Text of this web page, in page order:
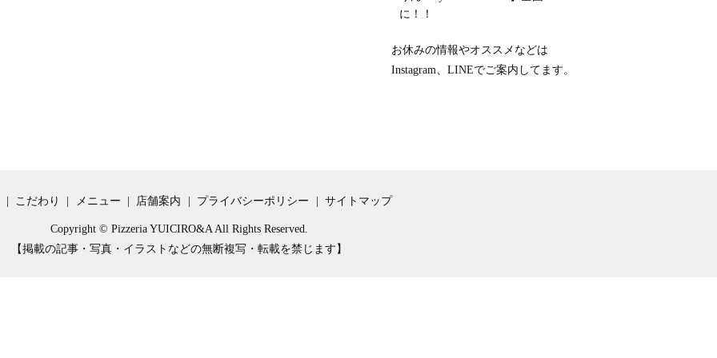
に！！
お休みの情報やオススメなどは
Instagram、LINEでご案内してます。
こだわり メニュー 店舗案内 プライバシーポリシー サイトマップ
Copyright © Pizzeria YUICIRO&A All Rights Reserved.
【掲載の記事・写真・イラストなどの無断複写・転載を禁じます】